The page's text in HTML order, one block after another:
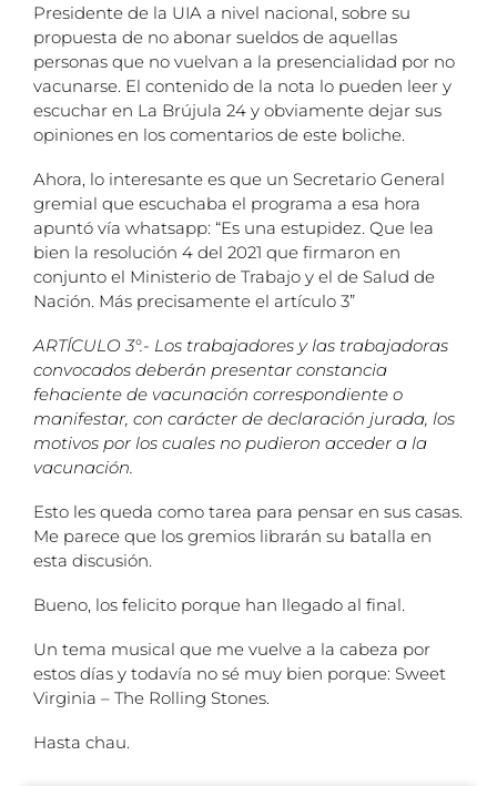
Presidente de la UIA a nivel nacional, sobre su
propuesta de no abonar sueldos de aquellas
personas que no vuelvan a la presencialidad por no
vacunarse. El contenido de la nota lo pueden leer y
escuchar en La Brújula 24 y obviamente dejar sus
opiniones en los comentarios de este boliche.
Ahora, lo interesante es que un Secretario General
gremial que escuchaba el programa a esa hora
apuntó vía whatsapp: “Es una estupidez. Que lea
bien la resolución 4 del 2021 que firmaron en
conjunto el Ministerio de Trabajo y el de Salud de
Nación. Más precisamente el artículo 3”
ARTÍCULO 3°.- Los trabajadores y las trabajadoras
convocados deberán presentar constancia
fehaciente de vacunación correspondiente o
manifestar, con carácter de declaración jurada, los
motivos por los cuales no pudieron acceder a la
vacunación.
Esto les queda como tarea para pensar en sus casas.
Me parece que los gremios librarán su batalla en
esta discusión.
Bueno, los felicito porque han llegado al final.
Un tema musical que me vuelve a la cabeza por
estos días y todavía no sé muy bien porque: Sweet
Virginia – The Rolling Stones.
Hasta chau.